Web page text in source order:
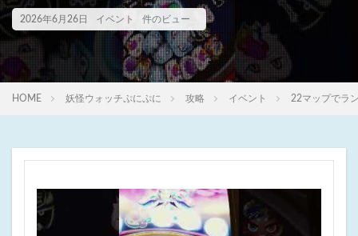
2026年6月26日 イベント 件のビュー
HOME 妖怪ウォッチぷにぷに 攻略 イベント 22マップでラ